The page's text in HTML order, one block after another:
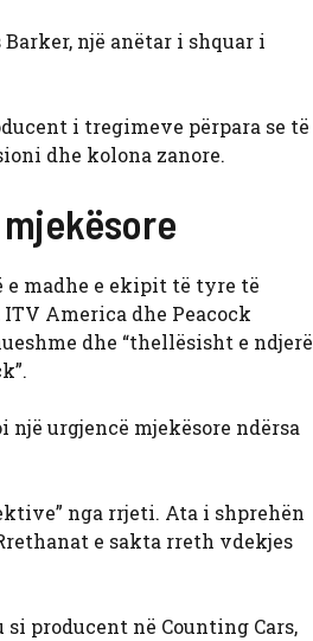
Barker, një anëtar i shquar i
i tregimeve përpara se të
dhe kolona zanore.
e madhe e ekipit të tyre të
America dhe Peacock
dhe “thellësisht e ndjerë
një urgjencë mjekësore ndërsa
nga rrjeti. Ata i shprehën
e sakta rreth vdekjes
producent në Counting Cars,